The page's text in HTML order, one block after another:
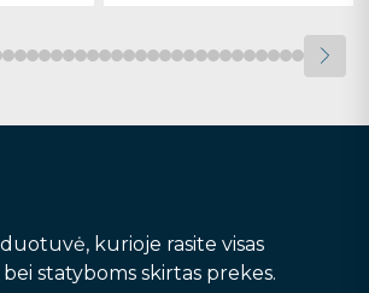
kurioje rasite visas
statyboms skirtas prekes.